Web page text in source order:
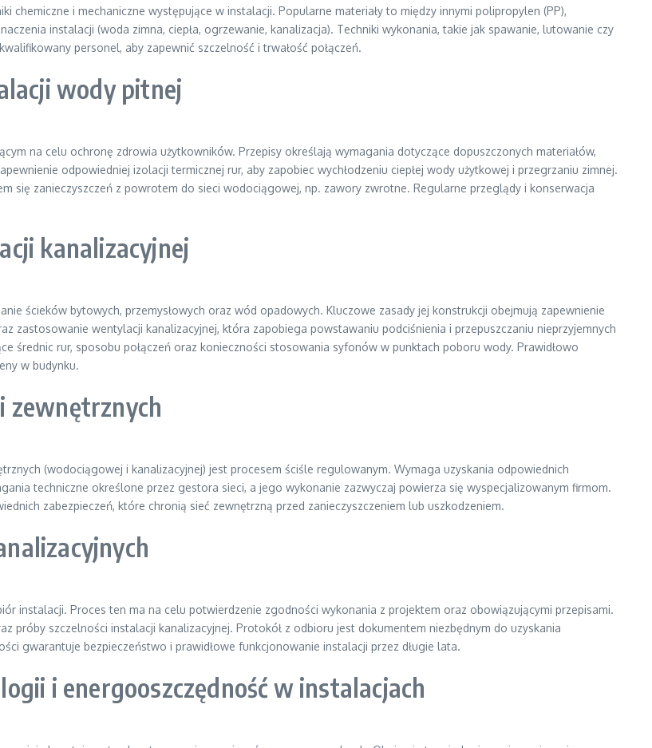
chemiczne i mechaniczne występujące w instalacji. Popularne materiały to między innymi polipropylen (PP),
instalacji (woda zimna, ciepła, ogrzewanie, kanalizacja). Techniki wykonania, takie jak spawanie, lutowanie czy
personel, aby zapewnić szczelność i trwałość połączeń.
wody pitnej
na celu ochronę zdrowia użytkowników. Przepisy określają wymagania dotyczące dopuszczonych materiałów,
odpowiedniej izolacji termicznej rur, aby zapobiec wychłodzeniu ciepłej wody użytkowej i przegrzaniu zimnej.
się zanieczyszczeń z powrotem do sieci wodociągowej, np. zawory zwrotne. Regularne przeglądy i konserwacja
kanalizacyjnej
ścieków bytowych, przemysłowych oraz wód opadowych. Kluczowe zasady jej konstrukcji obejmują zapewnienie
zastosowanie wentylacji kanalizacyjnej, która zapobiega powstawaniu podciśnienia i przepuszczaniu nieprzyjemnych
średnic rur, sposobu połączeń oraz konieczności stosowania syfonów w punktach poboru wody. Prawidłowo
w budynku.
zewnętrznych
(wodociągowej i kanalizacyjnej) jest procesem ściśle regulowanym. Wymaga uzyskania odpowiednich
techniczne określone przez gestora sieci, a jego wykonanie zazwyczaj powierza się wyspecjalizowanym firmom.
zabezpieczeń, które chronią sieć zewnętrzną przed zanieczyszczeniem lub uszkodzeniem.
instalacji. Proces ten ma na celu potwierdzenie zgodności wykonania z projektem oraz obowiązującymi przepisami.
próby szczelności instalacji kanalizacyjnej. Protokół z odbioru jest dokumentem niezbędnym do uzyskania
gwarantuje bezpieczeństwo i prawidłowe funkcjonowanie instalacji przez długie lata.
i energooszczędność w instalacjach